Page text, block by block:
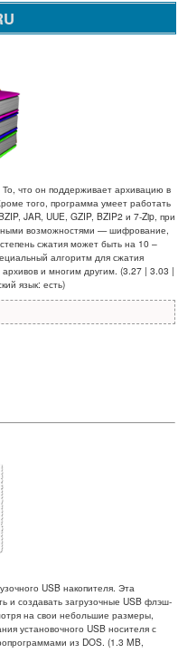
что он поддерживает архивацию в
того, программа умеет работать
JAR, UUE, GZIP, BZIP2 и 7-Zip, при
возможностями — шифрование,
сжатия может быть на 10 –
алгоритм для сжатия
и многим другим. (3.27 | 3.03 |
язык: есть)
USB накопителя. Эта
и создавать загрузочные USB флэш-
на свои небольшие размеры,
установочного USB носителя с
из DOS. (1.3 MB,